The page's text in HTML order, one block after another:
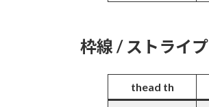
枠線 / ストライプ
thead th